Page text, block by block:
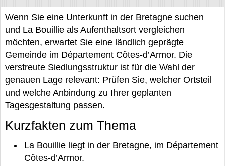
Wenn Sie eine Unterkunft in der Bretagne suchen
und La Bouillie als Aufenthaltsort vergleichen
möchten, erwartet Sie eine ländlich geprägte
Gemeinde im Département Côtes-d’Armor. Die
verstreute Siedlungsstruktur ist für die Wahl der
genauen Lage relevant: Prüfen Sie, welcher Ortsteil
und welche Anbindung zu Ihrer geplanten
Tagesgestaltung passen.
Kurzfakten zum Thema
La Bouillie liegt in der Bretagne, im Département
Côtes-d’Armor.